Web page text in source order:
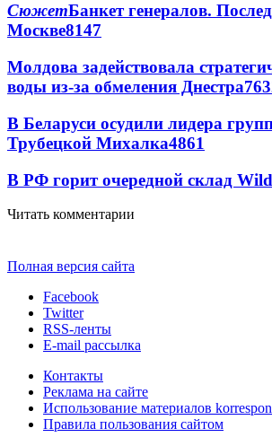
СюжетБанкет генералов.
Москве8147
Молдова задействовала
воды из-за обмеления Днестра
В Беларуси осудили лидера
Трубецкой Михалка4861
В РФ горит очередной склад
Читать комментарии
Полная версия сайта
Facebook
Twitter
RSS-ленты
E-mail рассылка
Контакты
Реклама на сайте
Использование материалов
Правила пользования сайтом